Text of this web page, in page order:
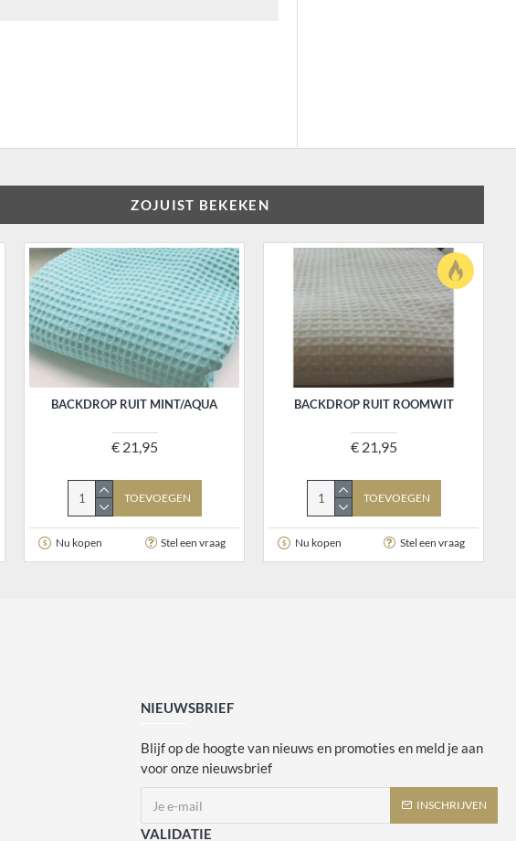
ZOJUIST BEKEKEN
BACKDROP RUIT MINT/AQUA
€ 21,95
TOEVOEGEN
Nu kopen Stel een vraag
BACKDROP RUIT ROOMWIT
€ 21,95
TOEVOEGEN
Nu kopen Stel een vraag
NIEUWSBRIEF
Blijf op de hoogte van nieuws en promoties en meld je aan
voor onze nieuwsbrief
INSCHRIJVEN
VALIDATIE